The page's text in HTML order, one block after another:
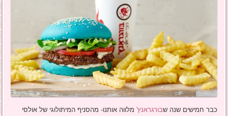
כבר חמישים שנה שבורגראנץ' מלווה אותנו- מהסניף המיתולוגי של אולסי